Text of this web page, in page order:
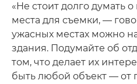
«Не стоит долго думать
места для съемки, —
ужасных местах можно
здания. Подумайте об
том, что делает их
быть любой объект — от